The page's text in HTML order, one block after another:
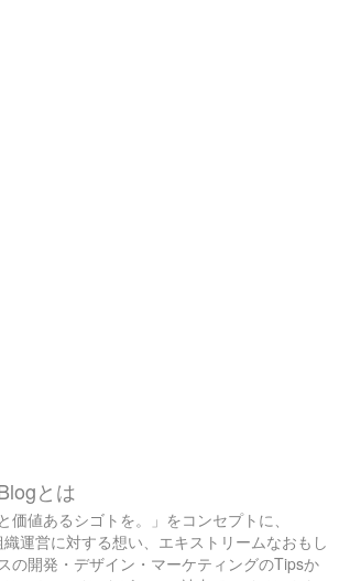
とは
価値あるシゴトを。」をコンセプトに、
運営に対する想い、エキストリームなおもし
の開発・デザイン・マーケティングのTipsか